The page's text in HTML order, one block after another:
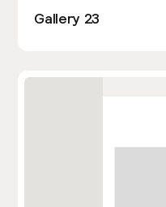
Gallery 23